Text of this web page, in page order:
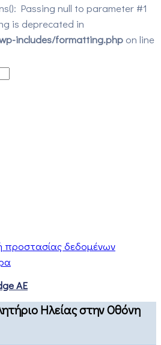
Passing null to parameter #1
is deprecated in
includes/formatting.php on line
προστασίας δεδομένων
AE
Ηλείας στην Οθόνη